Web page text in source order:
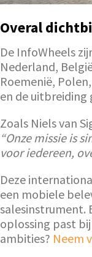
Overal
De InfoWheels
Nederland,
Roemenië,
en de uitbreiding
Zoals Niels van
“Onze missie is
voor iedereen,
Deze
een mobiele
salesinstrument.
oplossing past
ambities? Neem